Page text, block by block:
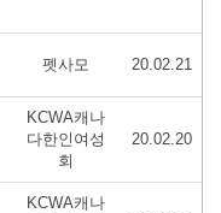
펫사모 20.02.21
KCWA캐나
다한인여성
회
20.02.20
KCWA캐나